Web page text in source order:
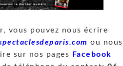
vous pouvez nous écrire
ou nous
sur nos pages
Facebook